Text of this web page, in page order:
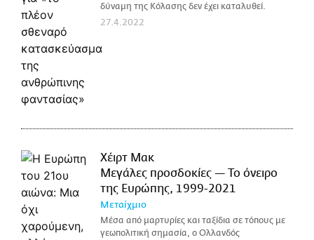
δύναμη της Κόλασης δεν έχει καταλυθεί.
27.4.2022
Χέιρτ Μακ
Μεγάλες προσδοκίες — Το όνειρο
της Ευρώπης, 1999-2021
Μεταίχμιο
Μέσα από μαρτυρίες και ταξίδια σε τόπους με
γεωπολιτική σημασία, ο Ολλανδός